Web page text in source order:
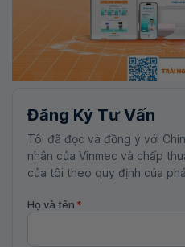
Đăng Ký Tư Vấn
Tôi đã đọc và đồng ý với
nhân của Vinmec và chấp
của tôi theo quy định của
Họ và tên *